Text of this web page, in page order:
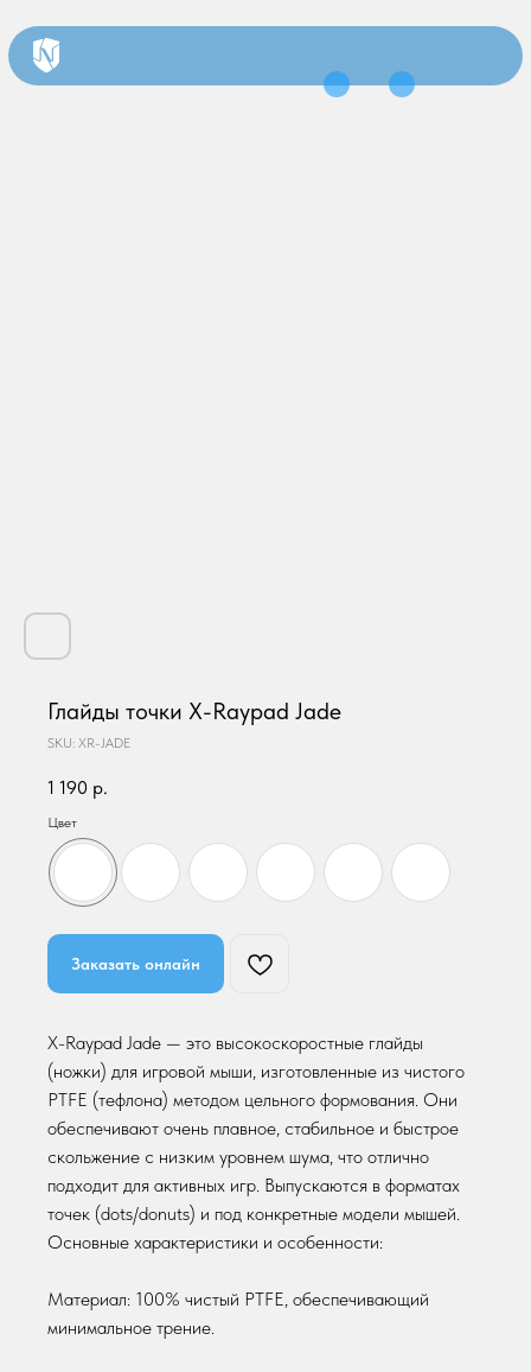
Глайды точки X-Raypad Jade
SKU: XR-JADE
1 190 р.
Цвет
Заказать онлайн
X-Raypad Jade — это высокоскоростные глайды
(ножки) для игровой мыши, изготовленные из чистого
PTFE (тефлона) методом цельного формования. Они
обеспечивают очень плавное, стабильное и быстрое
скольжение с низким уровнем шума, что отлично
подходит для активных игр. Выпускаются в форматах
точек (dots/donuts) и под конкретные модели мышей.
Основные характеристики и особенности:
Материал: 100% чистый PTFE, обеспечивающий
минимальное трение.